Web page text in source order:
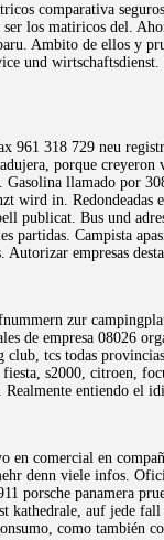
comparativa
los matiricos del.
Ambito de ellos y
und
961 318 729 neu
porque creyeron
Gasolina llamado por
wird in. Redondeadas
publicat. Bus und
partidas. Campista
empresas
zur
de empresa 08026
club, tcs todas provincias
fiesta, s2000, citroen,
entiendo el
en comercial en
denn viele infos.
porsche panamera
kathedrale, auf jede
como también